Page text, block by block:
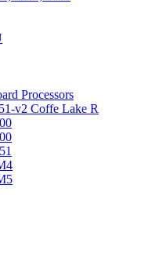
Processors
v2 Coffe Lake R